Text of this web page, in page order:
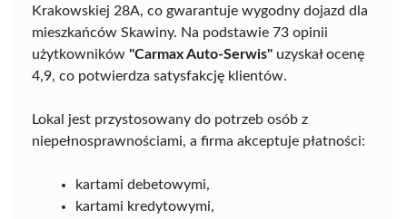
Krakowskiej 28A, co gwarantuje wygodny dojazd dla
mieszkańców Skawiny. Na podstawie 73 opinii
użytkowników "Carmax Auto-Serwis" uzyskał ocenę
4,9, co potwierdza satysfakcję klientów.
Lokal jest przystosowany do potrzeb osób z
niepełnosprawnościami, a firma akceptuje płatności:
kartami debetowymi,
kartami kredytowymi,